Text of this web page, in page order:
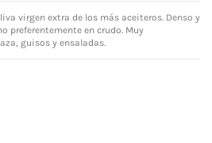
virgen extra de los más aceiteros. Denso y
preferentemente en crudo. Muy
guisos y ensaladas.